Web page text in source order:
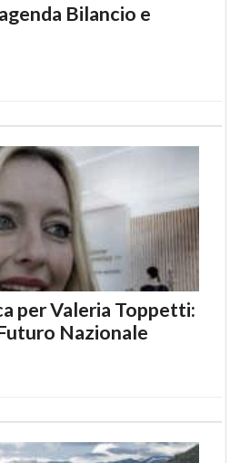
Bilancio e
per Valeria Toppetti:
Nazionale